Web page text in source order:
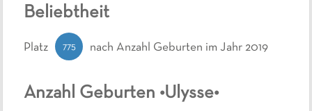
Beliebtheit
Platz 775 nach Anzahl Geburten im Jahr 2019
Anzahl Geburten •Ulysse•